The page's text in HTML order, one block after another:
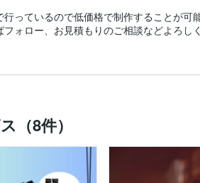
行っているので低価格で制作することが可
フォロー、お見積もりのご相談などよろし
（8件）